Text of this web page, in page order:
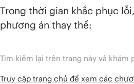
Trong thời gian khắc phục
phương án thay thế:
Tìm kiếm lại trên trang này và khám
Truy cập trang chủ để xem các